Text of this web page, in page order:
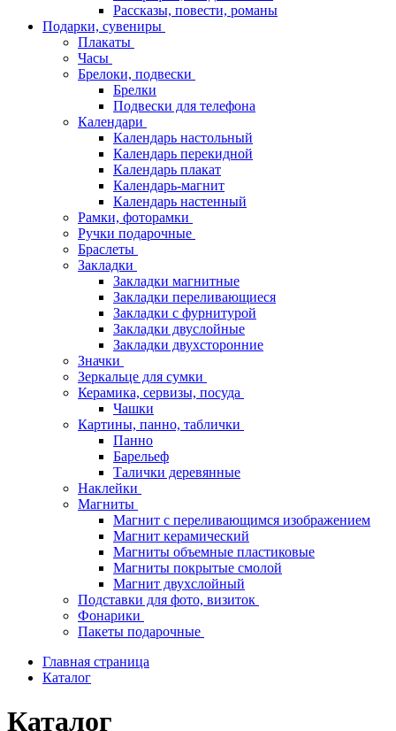
Рассказы, повести, романы
Подарки, сувениры
Плакаты
Часы
Брелоки, подвески
Брелки
Подвески для телефона
Календари
Календарь настольный
Календарь перекидной
Календарь плакат
Календарь-магнит
Календарь настенный
Рамки, фоторамки
Ручки подарочные
Браслеты
Закладки
Закладки магнитные
Закладки переливающиеся
Закладки с фурнитурой
Закладки двуслойные
Закладки двухсторонние
Значки
Зеркальце для сумки
Керамика, сервизы, посуда
Чашки
Картины, панно, таблички
Панно
Барельеф
Талички деревянные
Наклейки
Магниты
Магнит с переливающимся изображением
Магнит керамический
Магниты объемные пластиковые
Магниты покрытые смолой
Магнит двухслойный
Подставки для фото, визиток
Фонарики
Пакеты подарочные
Главная страница
Каталог
Каталог